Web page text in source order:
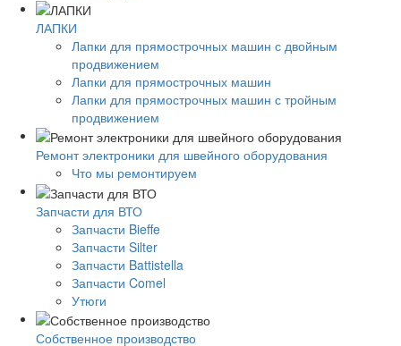
ЛАПКИ
Лапки для прямострочных машин с двойным
продвижением
Лапки для прямострочных машин
Лапки для прямострочных машин с тройным
продвижением
Ремонт электроники для швейного оборудования
Что мы ремонтируем
Запчасти для ВТО
Запчасти Bieffe
Запчасти Silter
Запчасти Battistella
Запчасти Comel
Утюги
Собственное производство